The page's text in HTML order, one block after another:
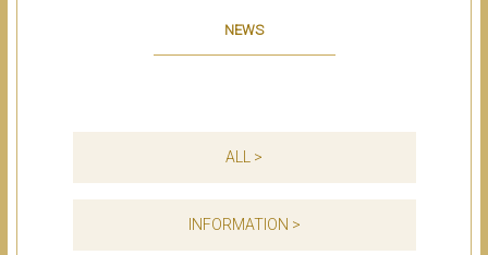
NEWS
ALL >
INFORMATION >